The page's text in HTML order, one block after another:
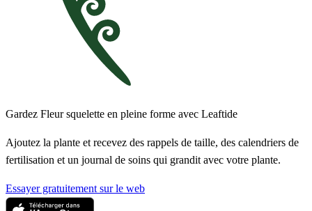
Gardez Fleur squelette en pleine forme avec Leaftide
Ajoutez la plante et recevez des rappels de taille, des calendriers de
fertilisation et un journal de soins qui grandit avec votre plante.
Essayer gratuitement sur le web